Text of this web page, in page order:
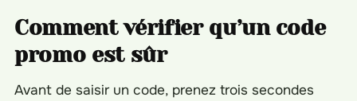
Comment vérifier qu’un code
promo est sûr
Avant de saisir un code, prenez trois secondes